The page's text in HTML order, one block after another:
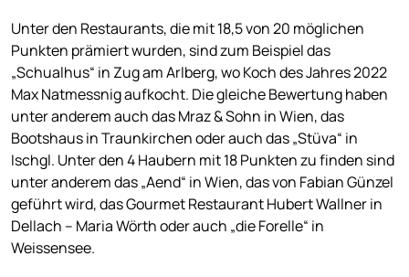
Unter den Restaurants, die mit 18,5 von 20 möglichen
Punkten prämiert wurden, sind zum Beispiel das
„Schualhus“ in Zug am Arlberg, wo Koch des Jahres 2022
Max Natmessnig aufkocht. Die gleiche Bewertung haben
unter anderem auch das Mraz & Sohn in Wien, das
Bootshaus in Traunkirchen oder auch das „Stüva“ in
Ischgl. Unter den 4 Haubern mit 18 Punkten zu finden sind
unter anderem das „Aend“ in Wien, das von Fabian Günzel
geführt wird, das Gourmet Restaurant Hubert Wallner in
Dellach – Maria Wörth oder auch „die Forelle“ in
Weissensee.